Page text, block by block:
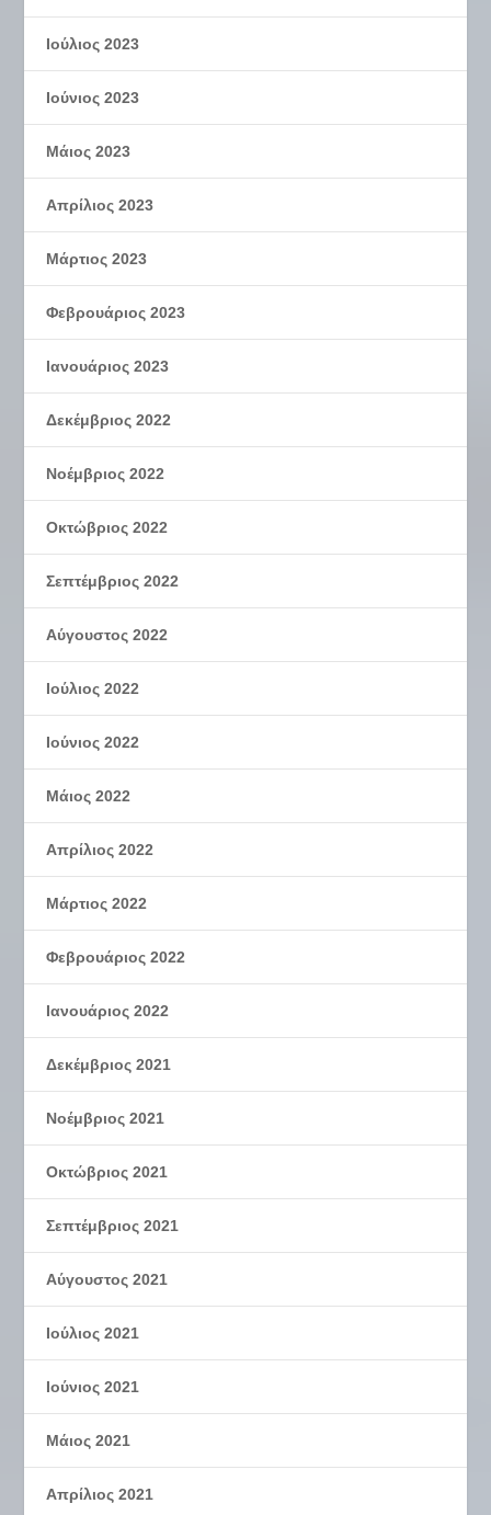
Ιούλιος 2023
Ιούνιος 2023
Μάιος 2023
Απρίλιος 2023
Μάρτιος 2023
Φεβρουάριος 2023
Ιανουάριος 2023
Δεκέμβριος 2022
Νοέμβριος 2022
Οκτώβριος 2022
Σεπτέμβριος 2022
Αύγουστος 2022
Ιούλιος 2022
Ιούνιος 2022
Μάιος 2022
Απρίλιος 2022
Μάρτιος 2022
Φεβρουάριος 2022
Ιανουάριος 2022
Δεκέμβριος 2021
Νοέμβριος 2021
Οκτώβριος 2021
Σεπτέμβριος 2021
Αύγουστος 2021
Ιούλιος 2021
Ιούνιος 2021
Μάιος 2021
Απρίλιος 2021